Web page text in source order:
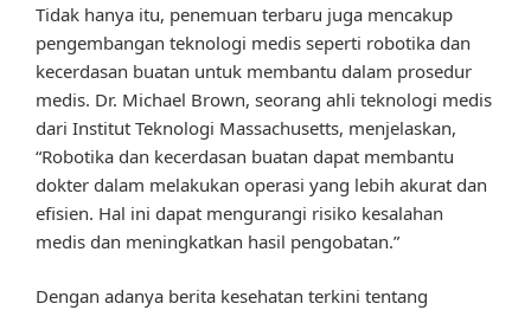
Tidak hanya itu, penemuan terbaru juga mencakup
pengembangan teknologi medis seperti robotika dan
kecerdasan buatan untuk membantu dalam prosedur
medis. Dr. Michael Brown, seorang ahli teknologi medis
dari Institut Teknologi Massachusetts, menjelaskan,
“Robotika dan kecerdasan buatan dapat membantu
dokter dalam melakukan operasi yang lebih akurat dan
efisien. Hal ini dapat mengurangi risiko kesalahan
medis dan meningkatkan hasil pengobatan.”
Dengan adanya berita kesehatan terkini tentang